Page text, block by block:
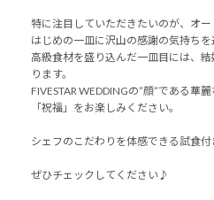
特に注目していただきたいのが、オー
はじめの一皿に沢山の感謝の気持ちを
高級食材を盛り込んだ一皿目には、
ります。
FIVESTAR WEDDINGの”顔”である華
「祝福」をお楽しみください。
シェフのこだわりを体感できる試食
ぜひチェックしてください♪